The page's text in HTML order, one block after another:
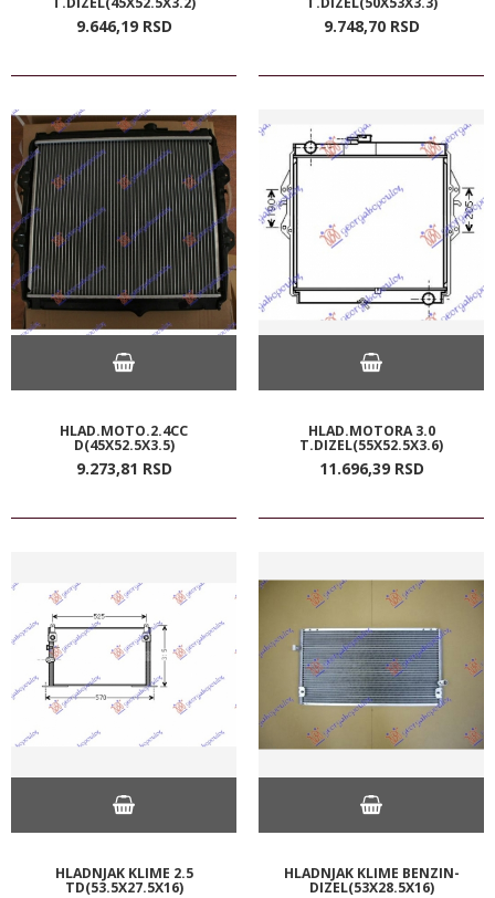
9.646,19 RSD 9.748,70 RSD
HLAD.MOTO.2.4CC
D(45X52.5X3.5)
9.273,81 RSD
HLAD.MOTORA 3.0
T.DIZEL(55X52.5X3.6)
11.696,39 RSD
HLADNJAK KLIME 2.5
TD(53.5X27.5X16)
HLADNJAK KLIME BENZIN-
DIZEL(53X28.5X16)